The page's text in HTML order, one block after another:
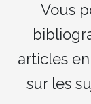
Vous
articles
sur les